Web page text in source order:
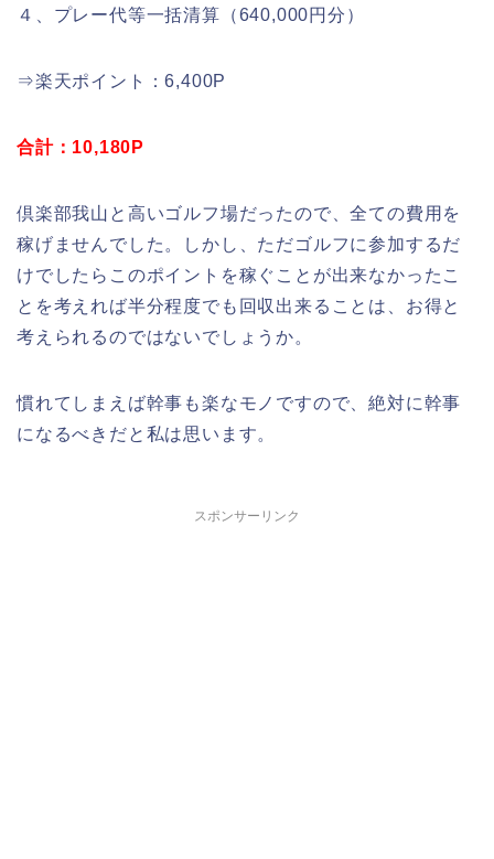
４、プレー代等一括清算（640,000円分）
⇒楽天ポイント：6,400P
合計：10,180P
倶楽部我山と高いゴルフ場だったので、全ての費用を
稼げませんでした。しかし、ただゴルフに参加するだ
けでしたらこのポイントを稼ぐことが出来なかったこ
とを考えれば半分程度でも回収出来ることは、お得と
考えられるのではないでしょうか。
慣れてしまえば幹事も楽なモノですので、絶対に幹事
になるべきだと私は思います。
スポンサーリンク